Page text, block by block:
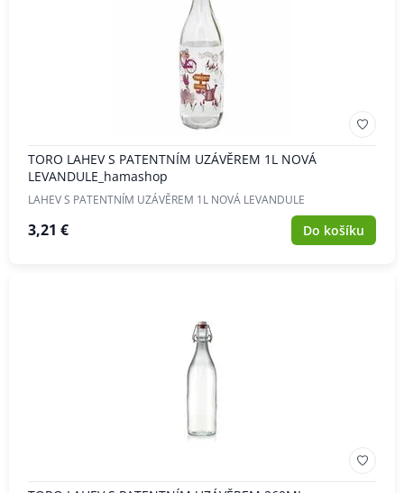
TORO LAHEV S PATENTNÍM UZÁVĚREM 1L NOVÁ
LEVANDULE_hamashop
LAHEV S PATENTNÍM UZÁVĚREM 1L NOVÁ LEVANDULE
3,21 € Do košíku